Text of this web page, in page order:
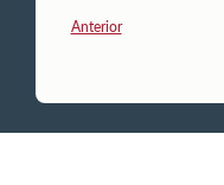
Anterior